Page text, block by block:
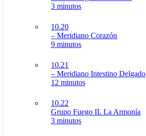
3 minutos
10.20
– Meridiano Corazón
9 minutos
10.21
– Meridiano Intestino Delgado
12 minutos
10.22
Grupo Fuego II. La Armonía
3 minutos